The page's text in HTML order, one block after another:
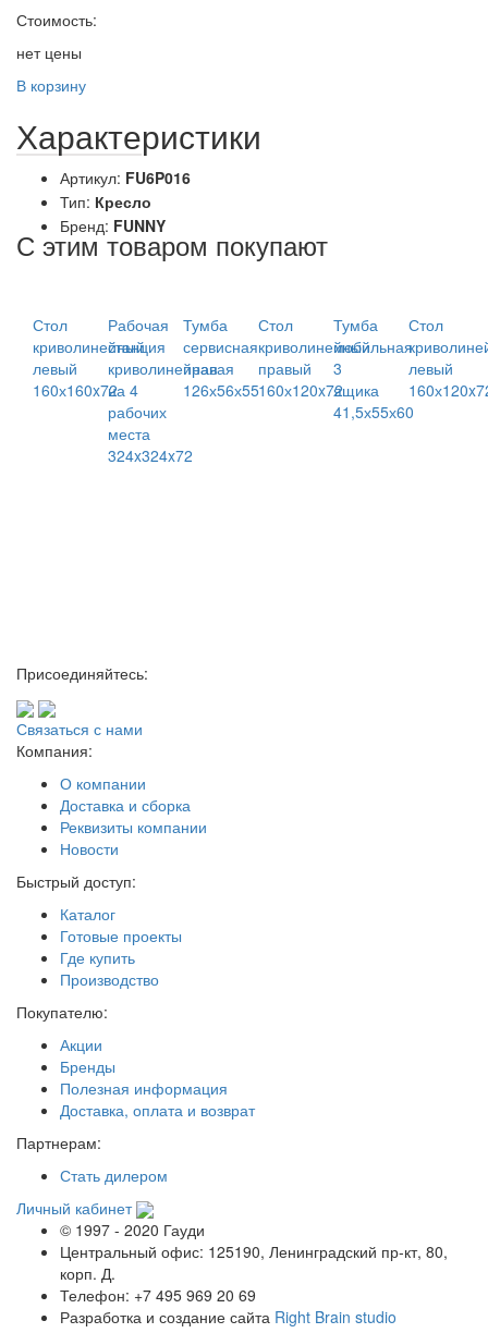
Стоимость:
нет цены
В корзину
Характеристики
Артикул: FU6P016
Тип: Кресло
Бренд: FUNNY
С этим товаром покупают
Стол
криволинейный
левый
160х160x72
Рабочая
станция
криволинейная
на 4
рабочих
места
324x324x72
Тумба
сервисная
правая
126х56х55
Стол
криволинейный
правый
160х120x72
Тумба
мобильная
3
ящика
41,5х55х60
Стол
левый
Присоединяйтесь:
Связаться с нами
Компания:
О компании
Доставка и сборка
Реквизиты компании
Новости
Быстрый доступ:
Каталог
Готовые проекты
Где купить
Производство
Покупателю:
Акции
Бренды
Полезная информация
Доставка, оплата и возврат
Партнерам:
Стать дилером
Личный кабинет
© 1997 - 2020 Гауди
Центральный офис: 125190, Ленинградский пр-кт, 80,
корп. Д.
Телефон: +7 495 969 20 69
Разработка и создание сайта Right Brain studio